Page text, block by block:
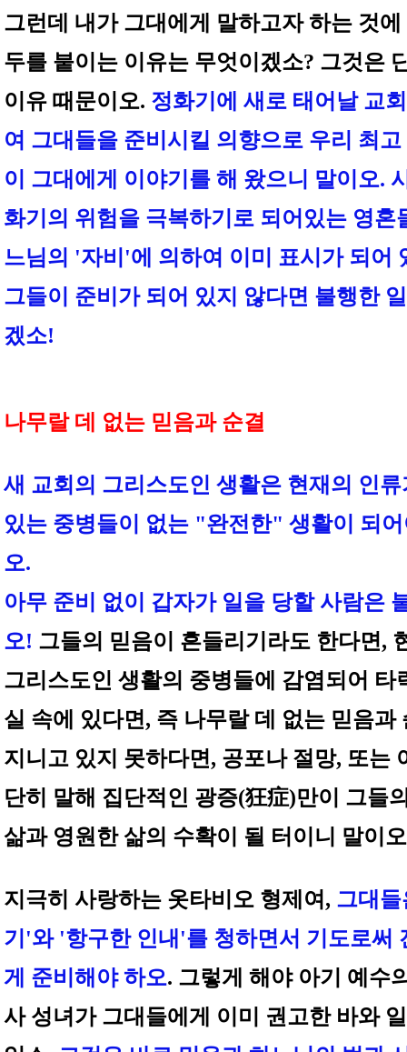
그런데 내가 그대에게 말하고자 하는 것에
두를 붙이는 이유는 무엇이겠소? 그것은
이유 때문이오. 정화기에 새로 태어날 교
여 그대들을 준비시킬 의향으로 우리 최
이 그대에게 이야기를 해 왔으니 말이오.
화기의 위험을 극복하기로 되어있는 영혼
느님의 '자비'에 의하여 이미 표시가 되어
그들이 준비가 되어 있지 않다면 불행한
겠소!
나무랄 데 없는 믿음과 순결
새 교회의 그리스도인 생활은 현재의 인
있는 중병들이 없는 "완전한" 생활이 되
오.
아무 준비 없이 갑자가 일을 당할 사람은
오! 그들의 믿음이 흔들리기라도 한다면,
그리스도인 생활의 중병들에 감염되어 타
실 속에 있다면, 즉 나무랄 데 없는 믿음과
지니고 있지 못하다면, 공포나 절망, 또는
단히 말해 집단적인 광증(狂症)만이 그들
삶과 영원한 삶의 수확이 될 터이니 말이
지극히 사랑하는 옷타비오 형제여, 그대
기'와 '항구한 인내'를 청하면서 기도로써
게 준비해야 하오. 그렇게 해야 아기 예수
사 성녀가 그대들에게 이미 권고한 바와